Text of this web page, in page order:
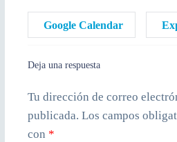
Google Calendar
Deja una respuesta
Tu dirección de correo
publicada. Los campos
con *